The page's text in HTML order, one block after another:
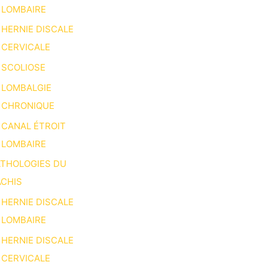
LOMBAIRE
HERNIE DISCALE
CERVICALE
SCOLIOSE
LOMBALGIE
CHRONIQUE
CANAL ÉTROIT
LOMBAIRE
DU
HERNIE DISCALE
LOMBAIRE
HERNIE DISCALE
CERVICALE